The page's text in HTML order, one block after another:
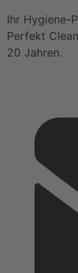
Ihr Hygiene-
Perfekt
20 Jahren.